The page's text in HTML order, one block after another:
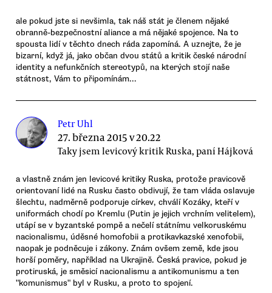
ale pokud jste si nevšimla, tak náš stát je členem nějaké
obranně-bezpečnostní aliance a má nějaké spojence. Na to
spousta lidí v těchto dnech ráda zapomíná. A uznejte, že je
bizarní, když já, jako občan dvou států a kritik české národní
identity a nefunkčních stereotypů, na kterých stojí naše
státnost, Vám to připomínám...
Petr Uhl
27. března 2015 v 20.22
Taky jsem levicový kritik Ruska, paní Hájková
a vlastně znám jen levicové kritiky Ruska, protože pravicově
orientovaní lidé na Rusku často obdivují, že tam vláda oslavuje
šlechtu, nadměrně podporuje církev, chválí Kozáky, kteří v
uniformách chodí po Kremlu (Putin je jejich vrchním velitelem),
utápí se v byzantské pompě a nečelí státnímu velkoruskému
nacionalismu, úděsné homofobii a protikavkazské xenofobii,
naopak je podněcuje i zákony. Znám ovšem země, kde jsou
horší poměry, například na Ukrajině. Česká pravice, pokud je
protiruská, je směsicí nacionalismu a antikomunismu a ten
"komunismus" byl v Rusku, a proto to spojení.